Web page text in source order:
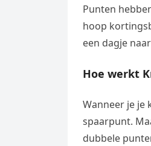
Punten
hoop
een dagje
Hoe werkt
Wanneer je je
spaarpunt.
dubbele